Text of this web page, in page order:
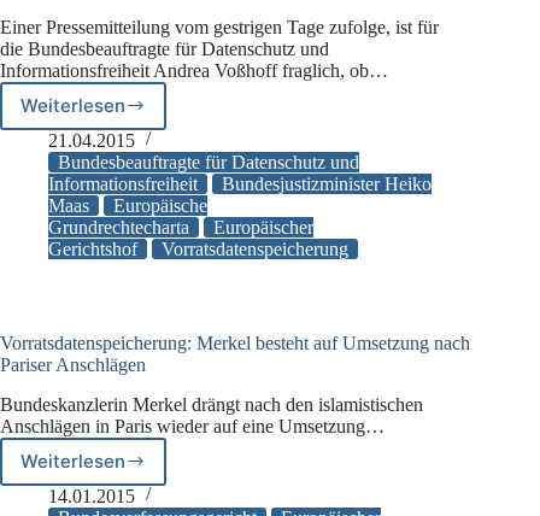
Einer Pressemitteilung vom gestrigen Tage zufolge, ist für
die Bundesbeauftragte für Datenschutz und
Informationsfreiheit Andrea Voßhoff fraglich, ob…
WeiterlesenRegierungsentwurf
zur
Vorratsdatenspeicherung:
Voßhoff
zweifelt
an
Vereinbarkeit
Grundrechtecharta
21.04.2015
Bundesbeauftragte für Datenschutz und
Informationsfreiheit
Bundesjustizminister Heiko
Maas
Europäische
Grundrechtecharta
Europäischer
Gerichtshof
Vorratsdatenspeicherung
Vorratsdatenspeicherung: Merkel besteht auf Umsetzung nach
Pariser Anschlägen
Bundeskanzlerin Merkel drängt nach den islamistischen
Anschlägen in Paris wieder auf eine Umsetzung…
WeiterlesenVorratsdatenspeicherung:
Merkel
14.01.2015